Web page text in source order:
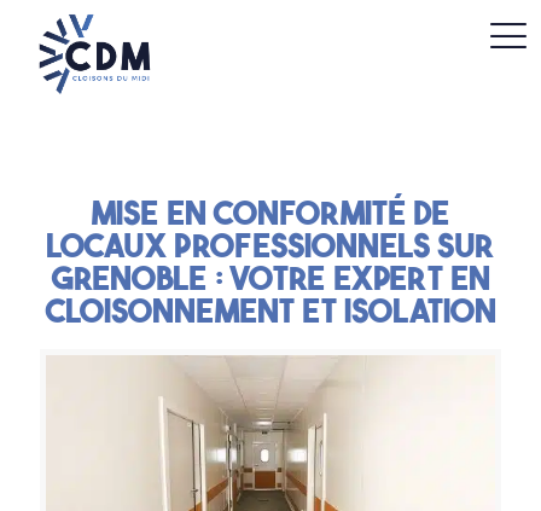
Mise en conformité de
locaux professionnels sur
Grenoble : votre expert en
cloisonnement et isolation